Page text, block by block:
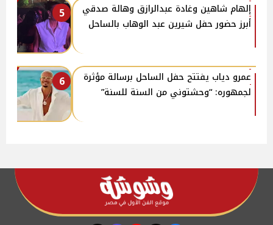
5
إلهام شاهين وغادة عبدالرازق وهالة صدقي
أبرز حضور حفل شيرين عبد الوهاب بالساحل
6
عمرو دياب يفتتح حفل الساحل برسالة مؤثرة
لجمهوره: “وحشتوني من السنة للسنة”